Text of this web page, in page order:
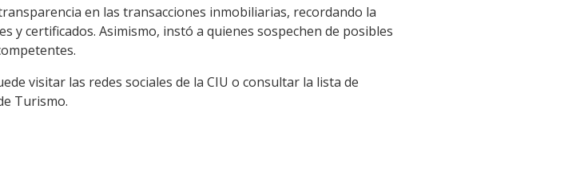
en las transacciones inmobiliarias, recordando la
certificados. Asimismo, instó a quienes sospechen de posibles
visitar las redes sociales de la CIU o consultar la lista de
Turismo.